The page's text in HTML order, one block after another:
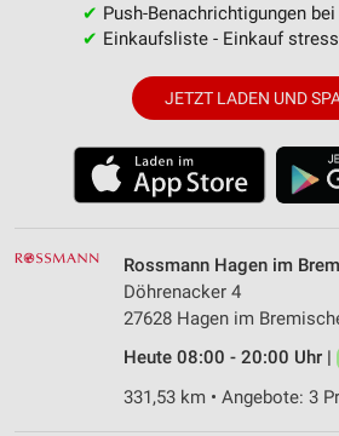
✔ Push-Benachrichtigungen
✔ Einkaufsliste - Einkauf
JETZT LADEN UND
Rossmann Hagen im
Döhrenacker 4
27628 Hagen im
Heute 08:00 - 20:00 Uhr |
331,53 km • Angebote: 3